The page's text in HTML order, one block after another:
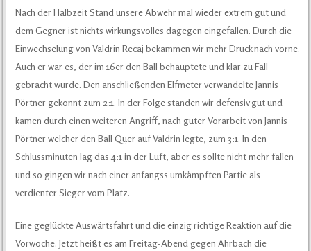
Nach der Halbzeit Stand unsere Abwehr mal wieder extrem gut und
dem Gegner ist nichts wirkungsvolles dagegen eingefallen. Durch die
Einwechselung von Valdrin Recaj bekammen wir mehr Druck nach vorne.
Auch er war es, der im 16er den Ball behauptete und klar zu Fall
gebracht wurde. Den anschließenden Elfmeter verwandelte Jannis
Pörtner gekonnt zum 2:1. In der Folge standen wir defensiv gut und
kamen durch einen weiteren Angriff, nach guter Vorarbeit von Jannis
Pörtner welcher den Ball Quer auf Valdrin legte, zum 3:1. In den
Schlussminuten lag das 4:1 in der Luft, aber es sollte nicht mehr fallen
und so gingen wir nach einer anfangss umkämpften Partie als
verdienter Sieger vom Platz.
Eine geglückte Auswärtsfahrt und die einzig richtige Reaktion auf die
Vorwoche. Jetzt heißt es am Freitag-Abend gegen Ahrbach die